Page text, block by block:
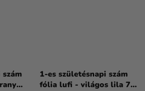
1-es születésnapi szám
fólia lufi - világos lila 72